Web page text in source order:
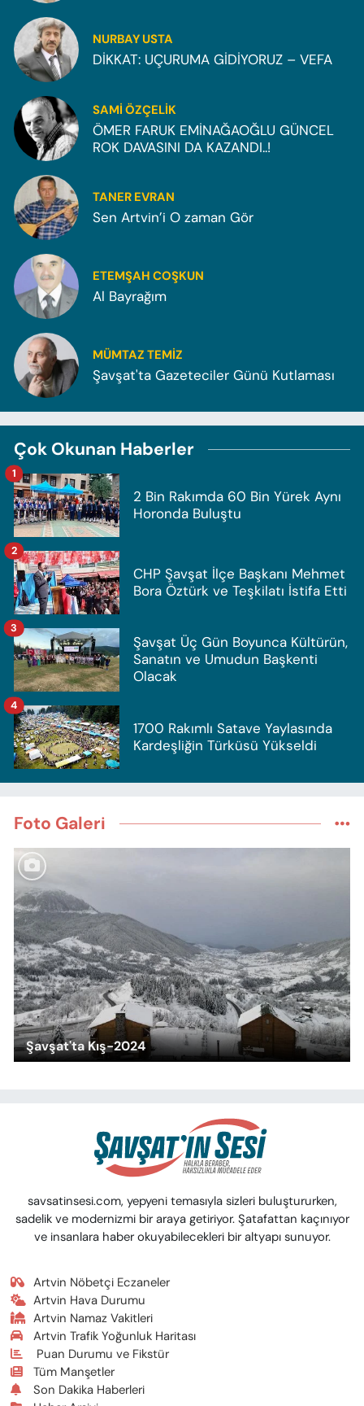
NURBAY USTA
DİKKAT: UÇURUMA GİDİYORUZ – VEFA
SAMI ÖZÇELIK
ÖMER FARUK EMİNAĞAOĞLU GÜNCEL
ROK DAVASINI DA KAZANDI..!
TANER EVRAN
Sen Artvin’i O zaman Gör
ETEMŞAH COŞKUN
Al Bayrağım
MÜMTAZ TEMİZ
Şavşat'ta Gazeteciler Günü Kutlaması
Çok Okunan Haberler
2 Bin Rakımda 60 Bin Yürek Aynı
Horonda Buluştu
1
CHP Şavşat İlçe Başkanı Mehmet
Bora Öztürk ve Teşkilatı İstifa Etti
2
Şavşat Üç Gün Boyunca Kültürün,
Sanatın ve Umudun Başkenti
Olacak
3
1700 Rakımlı Satave Yaylasında
Kardeşliğin Türküsü Yükseldi
4
Foto Galeri
Şavşat'ta Kış-2024
savsatinsesi.com, yepyeni temasıyla sizleri buluştururken,
sadelik ve modernizmi bir araya getiriyor. Şatafattan kaçınıyor
ve insanlara haber okuyabilecekleri bir altyapı sunuyor.
Artvin Nöbetçi Eczaneler
Artvin Hava Durumu
Artvin Namaz Vakitleri
Artvin Trafik Yoğunluk Haritası
Puan Durumu ve Fikstür
Tüm Manşetler
Son Dakika Haberleri